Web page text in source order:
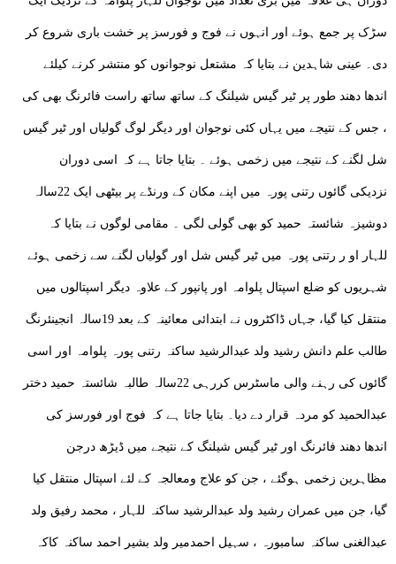
سڑک پر جمع ہوئے اور انہوں نے فوج و فورسز پر خشت باری شروع کر
دی۔ عینی شاہدین نے بتایا کہ مشتعل نوجوانوں کو منتشر کرنے کیلئے
اندھا دھند طور پر ٹیر گیس شیلنگ کے ساتھ ساتھ راست فائرنگ بھی کی
، جس کے نتیجے میں یہاں کئی نوجوان اور دیگر لوگ گولیاں اور ٹیر گیس
شل لگنے کے نتیجے میں زخمی ہوئے ۔ بتایا جاتا ہے کہ اسی دوران
نزدیکی گائوں رتنی پورہ میں اپنے مکان کے ورنڈے پر بیٹھی ایک 22سالہ
دوشیزہ شائستہ حمید کو بھی گولی لگی ۔ مقامی لوگوں نے بتایا کہ
للہار او ر رتنی پورہ میں ٹیر گیس شل اور گولیاں لگنے سے زخمی ہوئے
شہریوں کو ضلع اسپتال پلوامہ اور پانپور کے علاوہ دیگر اسپتالوں میں
منتقل کیا گیا، جہاں ڈاکٹروں نے ابتدائی معائینہ کے بعد 19سالہ انجینئرنگ
طالب علم دانش رشید ولد عبدالرشید ساکنہ رتنی پورہ پلوامہ اور اسی
گائوں کی رہنے والی ماسٹرس کررہی 22سالہ طالبہ شائستہ حمید دختر
عبدالحمید کو مردہ قرار دے دیا۔ بتایا جاتا ہے کہ فوج اور فورسز کی
اندھا دھند فائرنگ اور ٹیر گیس شیلنگ کے نتیجے میں ڈیڑھ درجن
مظاہرین زخمی ہوگئے ، جن کو علاج ومعالجہ کے لئے اسپتال منتقل کیا
گیا، جن میں عمران رشید ولد عبدالرشید ساکنہ للہار ، محمد رفیق ولد
عبدالغنی ساکنہ سامبورہ ، سہیل احمدمیر ولد بشیر احمد ساکنہ کاکہ